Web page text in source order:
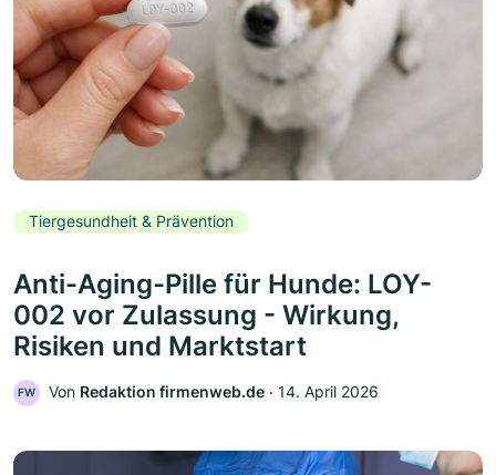
Tiergesundheit & Prävention
Anti-Aging-Pille für Hunde: LOY-
002 vor Zulassung - Wirkung,
Risiken und Marktstart
FW Von Redaktion firmenweb.de ‧ 14. April 2026